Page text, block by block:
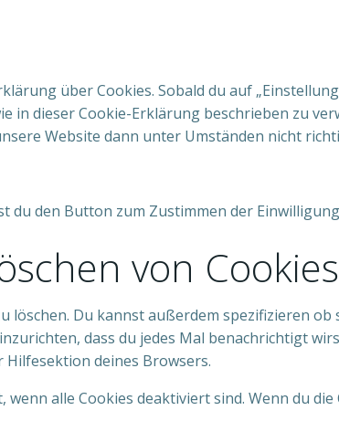
über Cookies. Sobald du auf
in dieser Cookie-Erklärung beschrieben zu
Website dann unter Umständen nicht
du den Button zum Zustimmen der
von Cookies
Du kannst außerdem spezifizieren ob
dass du jedes Mal benachrichtigt
deines Browsers.
alle Cookies deaktiviert sind. Wenn du